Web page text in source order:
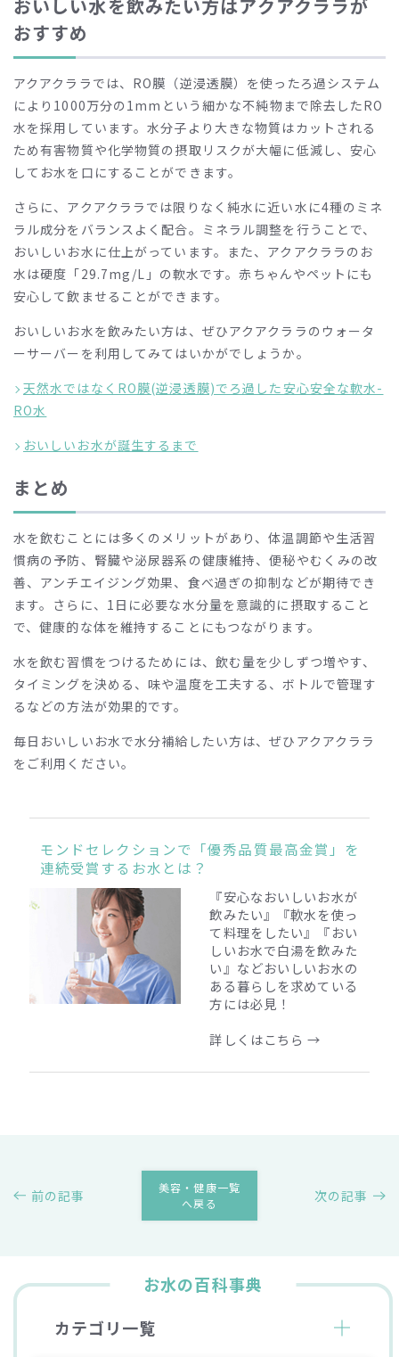
おいしい水を飲みたい方はアクアクララが
おすすめ
アクアクララでは、RO膜（逆浸透膜）を使ったろ過システム
により1000万分の1mmという細かな不純物まで除去したRO
水を採用しています。水分子より大きな物質はカットされる
ため有害物質や化学物質の摂取リスクが大幅に低減し、安心
してお水を口にすることができます。
さらに、アクアクララでは限りなく純水に近い水に4種のミネ
ラル成分をバランスよく配合。ミネラル調整を行うことで、
おいしいお水に仕上がっています。また、アクアクララのお
水は硬度「29.7mg/L」の軟水です。赤ちゃんやペットにも
安心して飲ませることができます。
おいしいお水を飲みたい方は、ぜひアクアクララのウォータ
ーサーバーを利用してみてはいかがでしょうか。
天然水ではなくRO膜(逆浸透膜)でろ過した安心安全な軟水-
RO水
おいしいお水が誕生するまで
まとめ
水を飲むことには多くのメリットがあり、体温調節や生活習
慣病の予防、腎臓や泌尿器系の健康維持、便秘やむくみの改
善、アンチエイジング効果、食べ過ぎの抑制などが期待でき
ます。さらに、1日に必要な水分量を意識的に摂取すること
で、健康的な体を維持することにもつながります。
水を飲む習慣をつけるためには、飲む量を少しずつ増やす、
タイミングを決める、味や温度を工夫する、ボトルで管理す
るなどの方法が効果的です。
毎日おいしいお水で水分補給したい方は、ぜひアクアクララ
をご利用ください。
モンドセレクションで「優秀品質最高金賞」を
連続受賞するお水とは？
『安心なおいしいお水が
飲みたい』『軟水を使っ
て料理をしたい』『おい
しいお水で白湯を飲みた
い』 などおいしいお水の
ある暮らしを求めている
方には必見！
詳しくはこちら →
前の記事
美容・健康一覧
へ戻る
次の記事
お水の百科事典
カテゴリ一覧